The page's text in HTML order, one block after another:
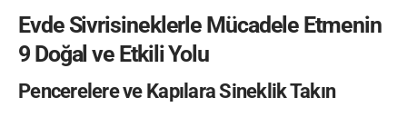
Evde Sivrisineklerle Mücadele Etmenin
9 Doğal ve Etkili Yolu
Pencerelere ve Kapılara Sineklik Takın